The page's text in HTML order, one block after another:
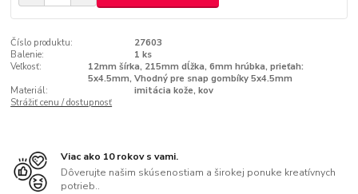
Číslo produktu:
27603
Balenie:
1 ks
Veľkosť:
12mm šírka, 215mm dĺžka, 6mm hrúbka, prieťah:
5x4.5mm, Vhodný pre snap gombíky 5x4.5mm
Materiál:
imitácia kože, kov
Strážiť cenu / dostupnosť
Viac ako 10 rokov s vami.
Dôverujte našim skúsenostiam a širokej ponuke kreatívnych
potrieb..